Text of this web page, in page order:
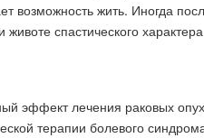
возможность жить. Иногда
спастического
эффект лечения раковых
терапии болевого